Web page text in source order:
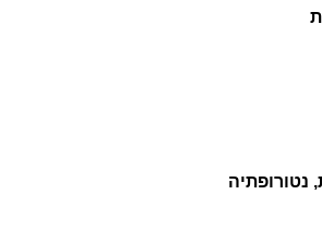
נטורופתיה